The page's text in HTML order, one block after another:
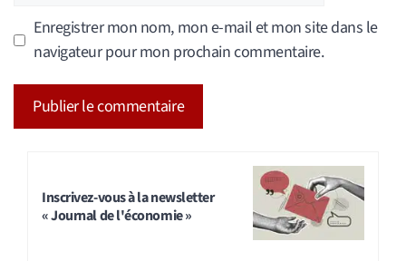
Enregistrer mon nom, mon e-mail et mon site dans le
navigateur pour mon prochain commentaire.
Inscrivez-vous à la newsletter
« Journal de l'économie »